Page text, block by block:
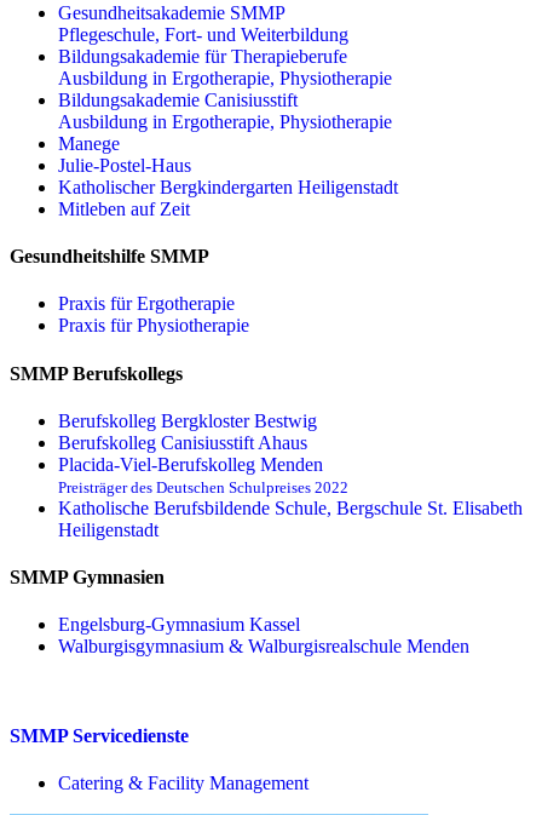
Gesundheitsakademie SMMP
Pflegeschule, Fort- und Weiterbildung
Bildungsakademie für Therapieberufe
Ausbildung in Ergotherapie, Physiotherapie
Bildungsakademie Canisiusstift
Ausbildung in Ergotherapie, Physiotherapie
Manege
Julie-Postel-Haus
Katholischer Bergkindergarten Heiligenstadt
Mitleben auf Zeit
Gesundheitshilfe SMMP
Praxis für Ergo­therapie
Praxis für Physio­therapie
SMMP Berufskollegs
Berufskolleg Bergkloster Bestwig
Berufskolleg Canisiusstift Ahaus
Placida-Viel-Berufskolleg Menden
Preisträger des Deutschen Schulpreises 2022
Katholische Berufsbildende Schule, Bergschule St. Elisabeth
Heiligenstadt
SMMP Gymnasien
Engelsburg-Gymnasium Kassel
Walburgisgymnasium & Walburgisrealschule Menden
SMMP Servicedienste
Catering & Facility Management